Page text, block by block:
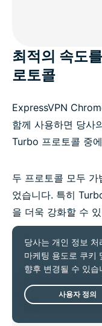
최적의 속도
로토콜
ExpressVPN
함께 사용하면 당
Turbo 프로토콜 중
두 프로토콜 모두 가
었습니다. 특히
을 더욱 강화할 수